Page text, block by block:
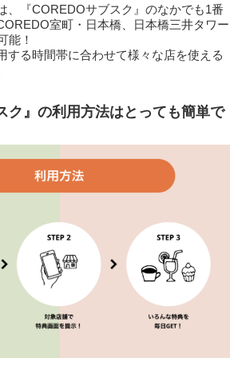
、『COREDOサブスク』のなかでも1番
室町・日本橋、日本橋三井タワー
能！
する時間帯に合わせて様々な店を使える
ク』の利用方法はとっても簡単で